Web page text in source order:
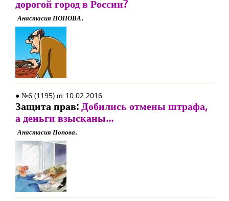
дорогой город в России?
Анастасия ПОПОВА.
● №6 (1195) от 10.02.2016
Защита прав:Добились отмены штрафа,
а деньги взысканы...
Анастасия Попова.